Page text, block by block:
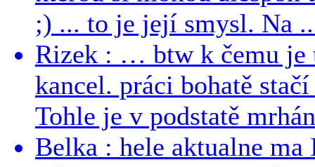
;) ... to je její smysl. Na
Rizek : … btw k čemu je
kancel. práci bohatě
Tohle je v podstatě
Belka : hele aktualne